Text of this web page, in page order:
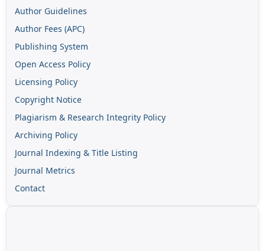
Author Guidelines
Author Fees (APC)
Publishing System
Open Access Policy
Licensing Policy
Copyright Notice
Plagiarism & Research Integrity Policy
Archiving Policy
Journal Indexing & Title Listing
Journal Metrics
Contact